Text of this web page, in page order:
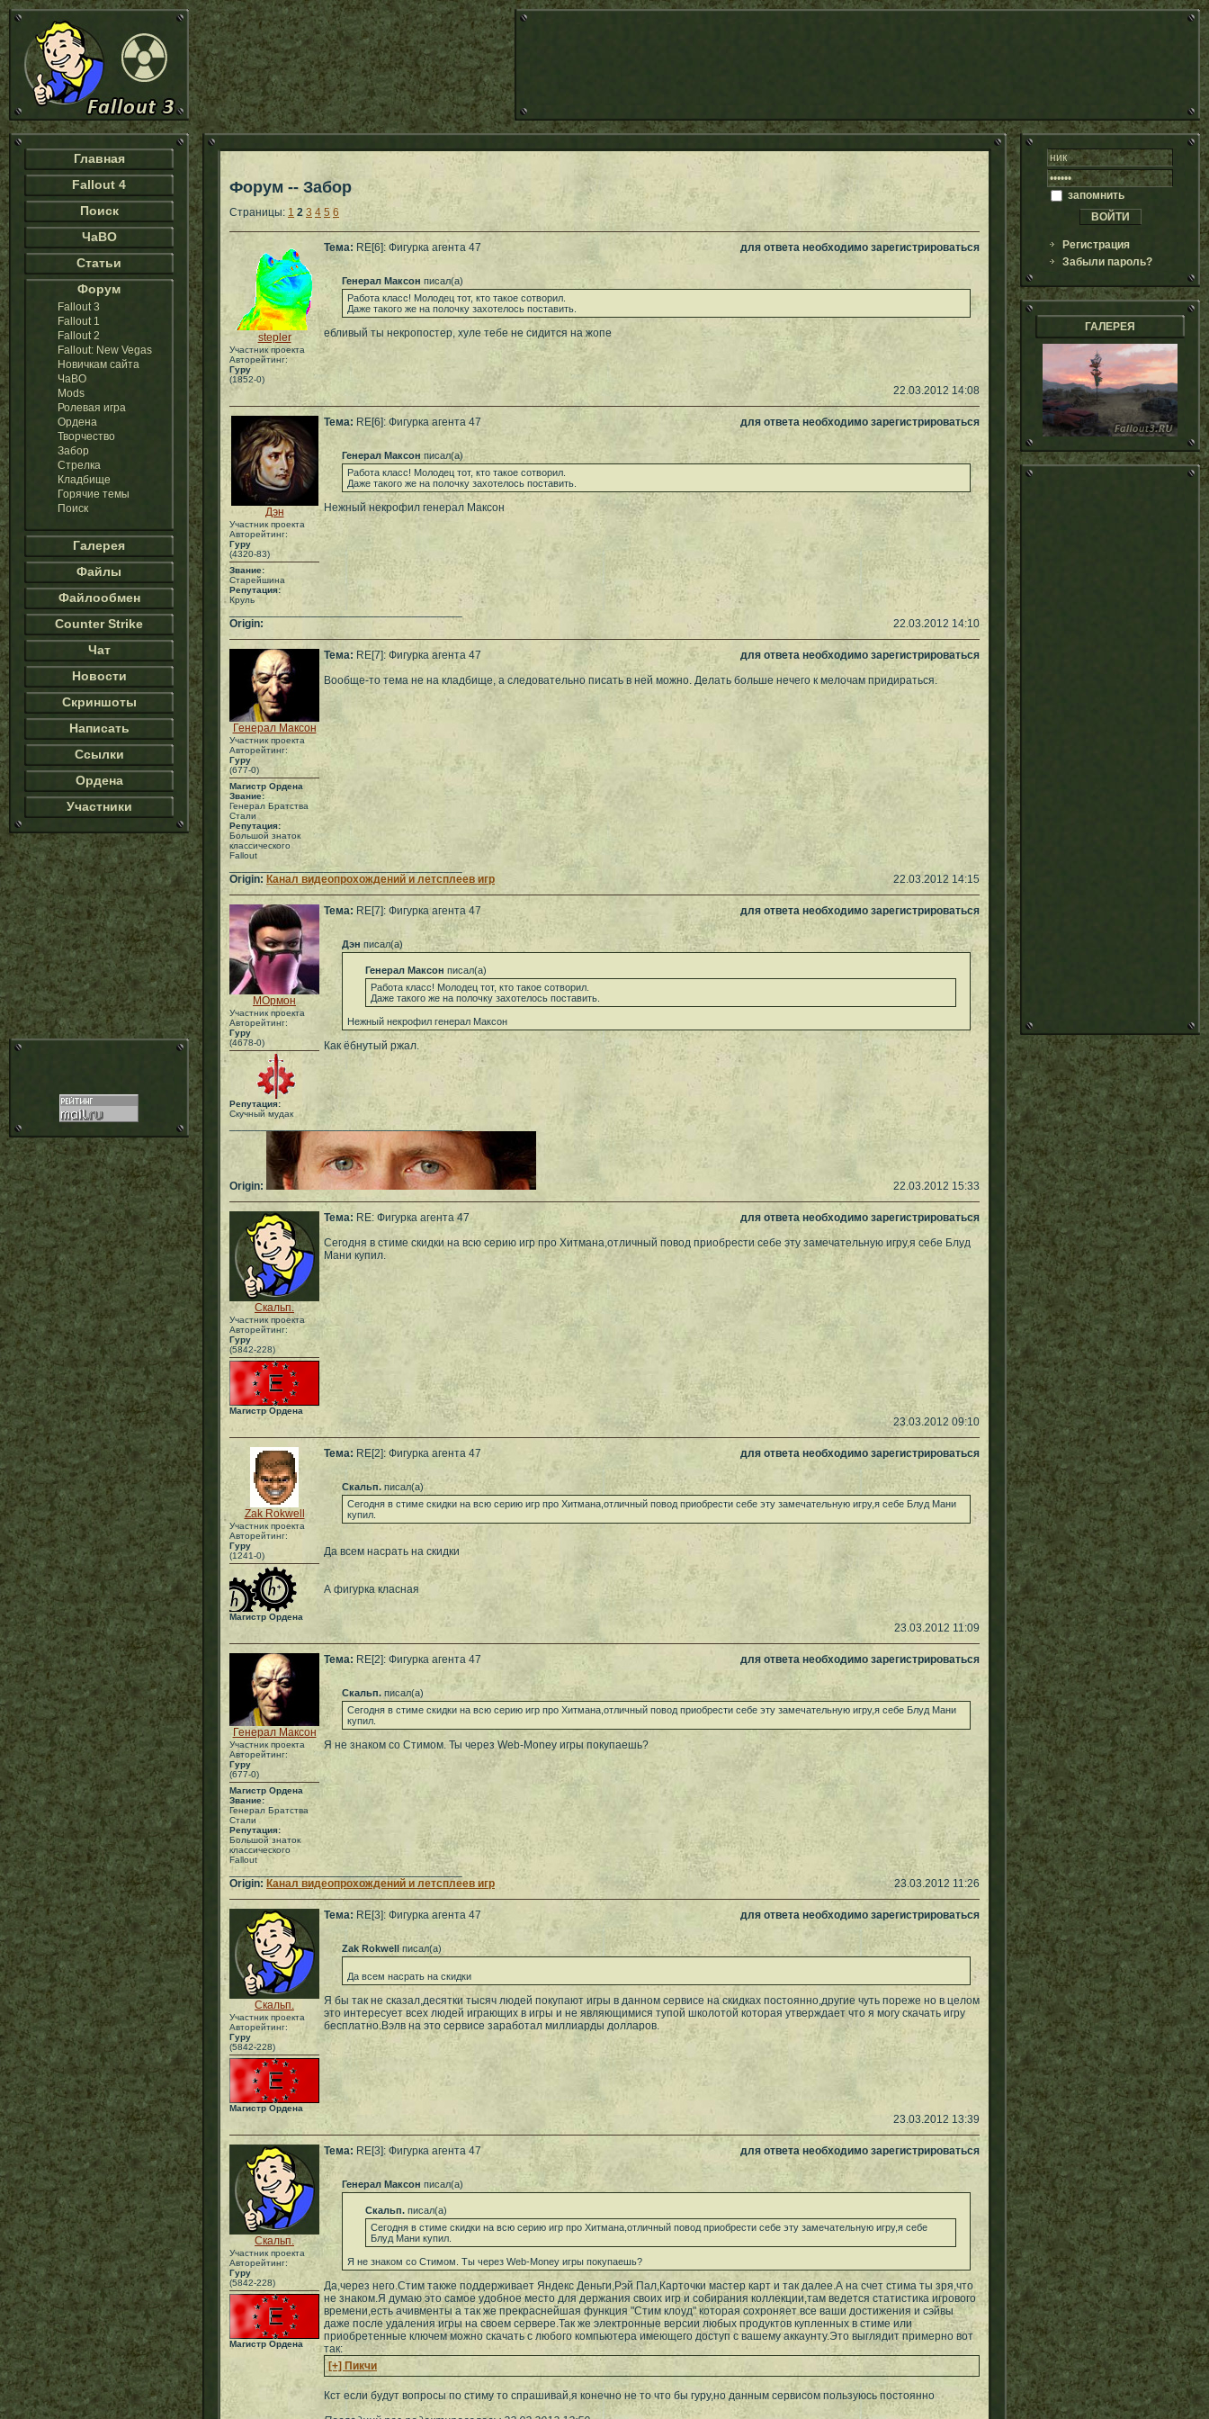
Главная
Fallout 4
Поиск
ЧаВО
Статьи
Форум
Fallout 3
Fallout 1
Fallout 2
Fallout: New Vegas
Новичкам сайта
ЧаВО
Mods
Ролевая игра
Ордена
Творчество
Забор
Стрелка
Кладбище
Горячие темы
Поиск
Галерея
Файлы
Файлообмен
Counter Strike
Чат
Новости
Скриншоты
Написать
Ссылки
Ордена
Участники
Форум -- Забор
Страницы: 1 2 3 4 5 6
stepler
Участник проекта
Авторейтинг:
Гуру
(1852-0)
Тема: RE[6]: Фигурка агента 47 для ответа необходимо зарегистрироваться
Генерал Максон писал(а)
Работа класс! Молодец тот, кто такое сотворил.
Даже такого же на полочку захотелось поставить.
ебливый ты некропостер, хуле тебе не сидится на жопе
22.03.2012 14:08
Дэн
Участник проекта
Авторейтинг:
Гуру
(4320-83)
Звание:
Старейшина
Репутация:
Круль
Тема: RE[6]: Фигурка агента 47 для ответа необходимо зарегистрироваться
Генерал Максон писал(а)
Работа класс! Молодец тот, кто такое сотворил.
Даже такого же на полочку захотелось поставить.
Нежный некрофил генерал Максон
_____________________________________
Origin:
22.03.2012 14:10
Генерал Максон
Участник проекта
Авторейтинг:
Гуру
(677-0)
Магистр Ордена
Звание:
Генерал Братства
Стали
Репутация:
Большой знаток
классического
Fallout
Тема: RE[7]: Фигурка агента 47
для ответа необходимо зарегистрироваться
Вообще-то тема не на кладбище, а следовательно писать в ней можно. Делать больше нечего к мелочам придираться.
_____________________________________
Origin: Канал видеопрохождений и летсплеев игр 22.03.2012 14:15
МОрмон
Участник проекта
Авторейтинг:
Гуру
(4678-0)
Репутация:
Скучный мудак
Тема: RE[7]: Фигурка агента 47 для ответа необходимо зарегистрироваться
Дэн писал(а)
Генерал Максон писал(а)
Работа класс! Молодец тот, кто такое сотворил.
Даже такого же на полочку захотелось поставить.
Нежный некрофил генерал Максон
Как ёбнутый ржал.
_____________________________________
Origin: 22.03.2012 15:33
Скальп.
Участник проекта
Авторейтинг:
Гуру
(5842-228)
Магистр Ордена
Тема: RE: Фигурка агента 47
для ответа необходимо зарегистрироваться
Сегодня в стиме скидки на всю серию игр про Хитмана,отличный повод приобрести себе эту замечательную игру,я себе Блуд
Мани купил.
23.03.2012 09:10
Zak Rokwell
Участник проекта
Авторейтинг:
Гуру
(1241-0)
Магистр Ордена
Тема: RE[2]: Фигурка агента 47 для ответа необходимо зарегистрироваться
Скальп. писал(а)
Сегодня в стиме скидки на всю серию игр про Хитмана,отличный повод приобрести себе эту замечательную игру,я себе Блуд Мани
купил.
Да всем насрать на скидки
А фигурка класная
23.03.2012 11:09
Генерал Максон
Участник проекта
Авторейтинг:
Гуру
(677-0)
Магистр Ордена
Звание:
Генерал Братства
Стали
Репутация:
Большой знаток
классического
Fallout
Тема: RE[2]: Фигурка агента 47 для ответа необходимо зарегистрироваться
Скальп. писал(а)
Сегодня в стиме скидки на всю серию игр про Хитмана,отличный повод приобрести себе эту замечательную игру,я себе Блуд Мани
купил.
Я не знаком со Стимом. Ты через Web-Money игры покупаешь?
_____________________________________
Origin: Канал видеопрохождений и летсплеев игр 23.03.2012 11:26
Скальп.
Участник проекта
Авторейтинг:
Гуру
(5842-228)
Магистр Ордена
Тема: RE[3]: Фигурка агента 47 для ответа необходимо зарегистрироваться
Zak Rokwell писал(а)
Да всем насрать на скидки
Я бы так не сказал,десятки тысяч людей покупают игры в данном сервисе на скидках постоянно,другие чуть пореже но в целом
это интересует всех людей играющих в игры и не являющимися тупой школотой которая утверждает что я могу скачать игру
бесплатно.Вэлв на это сервисе заработал миллиарды долларов.
23.03.2012 13:39
Скальп.
Участник проекта
Авторейтинг:
Гуру
(5842-228)
Магистр Ордена
Тема: RE[3]: Фигурка агента 47 для ответа необходимо зарегистрироваться
Генерал Максон писал(а)
Скальп. писал(а)
Сегодня в стиме скидки на всю серию игр про Хитмана,отличный повод приобрести себе эту замечательную игру,я себе
Блуд Мани купил.
Я не знаком со Стимом. Ты через Web-Money игры покупаешь?
Да,через него.Стим также поддерживает Яндекс Деньги,Рэй Пал,Карточки мастер карт и так далее.А на счет стима ты зря,что
не знаком.Я думаю это самое удобное место для держания своих игр и собирания коллекции,там ведется статистика игрового
времени,есть ачивменты а так же прекраснейшая функция "Стим клоуд" которая сохроняет все ваши достижения и сэйвы
даже после удаления игры на своем сервере.Так же электронные версии любых продуктов купленных в стиме или
приобретенные ключем можно скачать с любого компьютера имеющего доступ с вашему аккаунту.Это выглядит примерно вот
так:
[+] Пикчи
Кст если будут вопросы по стиму то спрашивай,я конечно не то что бы гуру,но данным сервисом пользуюсь постоянно
запомнить
Регистрация
Забыли пароль?
ГАЛЕРЕЯ